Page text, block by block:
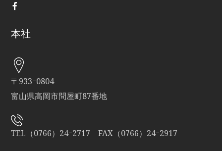
本社
〒933ｰ0804
富山県高岡市問屋町87番地
TEL（0766）24ｰ2717 FAX（0766）24ｰ2917